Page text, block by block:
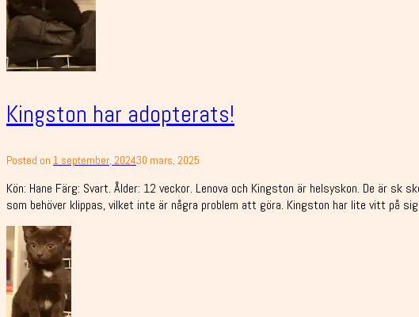
Kingston har adopterats!
Posted on 1 september, 202430 mars, 2025
Kön: Hane Färg: Svart. Ålder: 12 veckor. Lenova och Kingston är helsyskon. De är
som behöver klippas, vilket inte är några problem att göra. Kingston har lite vitt på